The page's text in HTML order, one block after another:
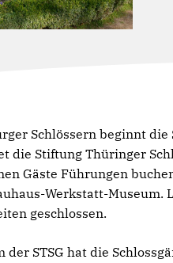
Schlössern beginnt
die Stiftung Thüringer
Gäste Führungen
Werkstatt-Museum.
geschlossen.
der STSG hat die